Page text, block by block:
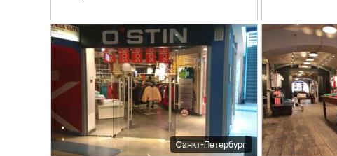
Санкт-Петербург